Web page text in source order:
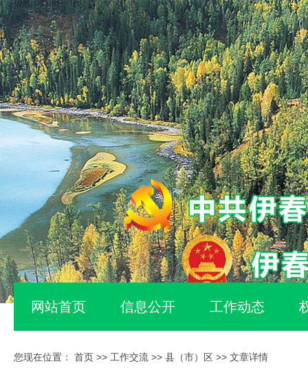
网站首页 信息公开 工作动态
您现在位置： 首页 >> 工作交流 >> 县（市）区 >> 文章详情